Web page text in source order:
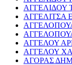
ΑΓΓΕΛΙΔΟΥ
ΑΓΓΕΛΙΤΣΑ
ΑΓΓΕΛΟΥ
ΑΓΓΕΛΟΥ
ΑΓΟΡΑΣ